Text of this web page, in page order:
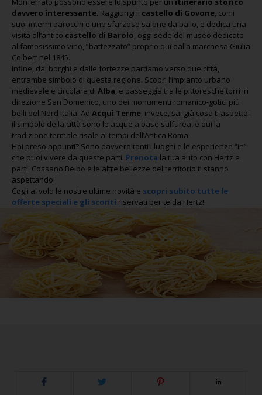
davvero interessante. Raggiungi il castello di Govone, con i
suoi interni barocchi e uno sfarzoso salone da ballo, e dedica una
visita all’antico castello di Barolo, oggi sede del museo dedicato
al famosissimo vino, “battezzato” proprio qui dalla marchesa Giulia
Colbert nel 1845.
Infine, dai borghi e dalle fortezze partiamo verso due città,
entrambe simbolo di questa regione. Scopri l’impianto urbano
medievale e circolare di Alba, e passeggia tra le pittoresche torri in
direzione San Domenico, uno dei monumenti romanico-gotici più
belli del Nord Italia. Ad Acqui Terme, invece, sai già cosa ti aspetta:
il simbolo della città sono le acque a base sulfurea, e qui la
tradizione termale risale ai tempi dell’Antica Roma.
Hai preso appunti? Sono davvero tanti i luoghi e le esperienze “in”
che puoi vivere da queste parti. Prenota la tua auto con Hertz e
parti: Cossano Belbo e le altre bellezze del territorio ti stanno
aspettando!
Cogli al volo le nostre ultime novità e scopri subito tutte le
offerte speciali e gli sconti riservati per te da Hertz!